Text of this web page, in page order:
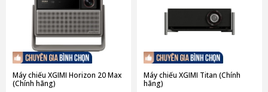
Máy chiếu XGIMI Horizon 20 Max
(Chính hãng)
Máy chiếu XGIMI Titan (Chính
hãng)